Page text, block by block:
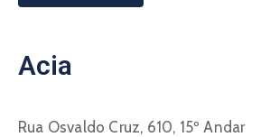
Acia
Rua Osvaldo Cruz, 610, 15º Andar